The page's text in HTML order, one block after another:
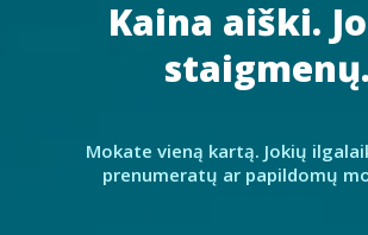
Kaina aiški.
staigmenų.
Mokate vieną kartą. Jokių
prenumeratų ar papildomų